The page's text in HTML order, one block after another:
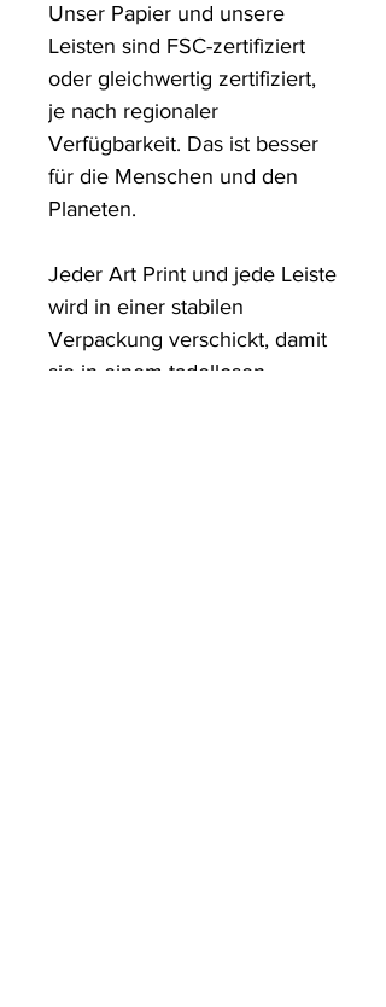
Unser Papier und unsere
Leisten sind FSC-zertifiziert
oder gleichwertig zertifiziert,
je nach regionaler
Verfügbarkeit. Das ist besser
für die Menschen und den
Planeten.
Jeder Art Print und jede Leiste
wird in einer stabilen
Verpackung verschickt, damit
sie in einem tadellosen